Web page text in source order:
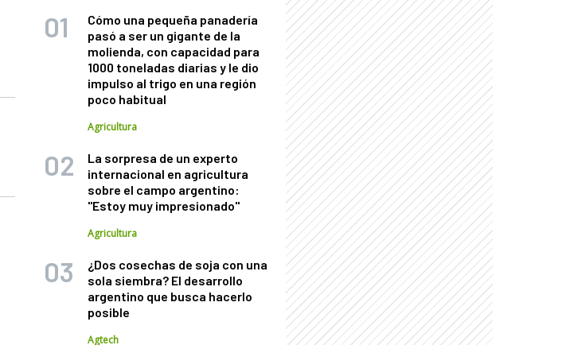
Cómo una pequeña panadería
pasó a ser un gigante de la
molienda, con capacidad para
1000 toneladas diarias y le dio
impulso al trigo en una región
poco habitual
Agricultura
La sorpresa de un experto
internacional en agricultura
sobre el campo argentino:
"Estoy muy impresionado"
Agricultura
¿Dos cosechas de soja con una
sola siembra? El desarrollo
argentino que busca hacerlo
posible
Agtech